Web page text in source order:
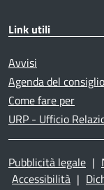
Link utili
Avvisi
Agenda del consiglio
Come fare per
URP - Ufficio
Pubblicità legale |
Accessibilità |